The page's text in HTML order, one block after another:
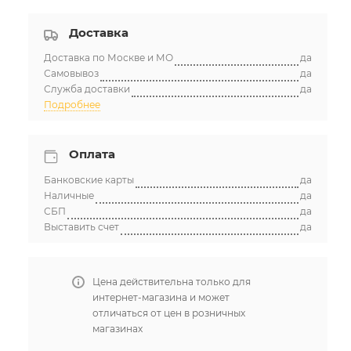
Доставка
Доставка по Москве и МО
да
Самовывоз
да
Служба доставки
да
Подробнее
Оплата
Банковские карты
да
Наличные
да
СБП
да
Выставить счет
да
Цена действительна только для
интернет-магазина и может
отличаться от цен в розничных
магазинах